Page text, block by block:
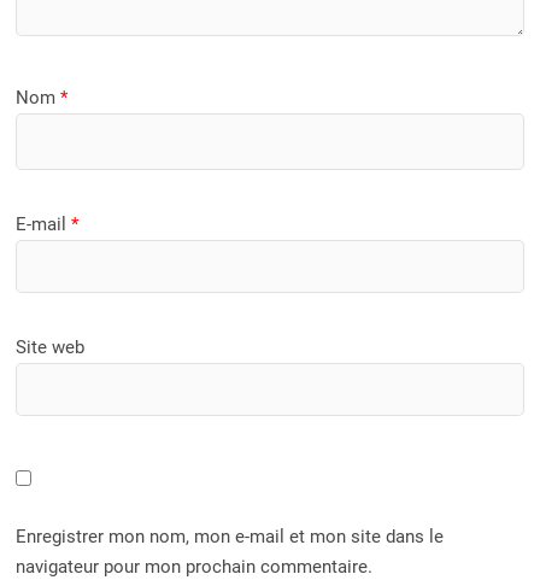
Nom*
E-mail*
Site web
Enregistrer mon nom, mon e-mail et mon site dans le
navigateur pour mon prochain commentaire.